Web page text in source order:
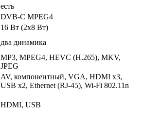
есть
DVB-C MPEG4
16 Вт (2х8 Вт)
два динамика
MP3, MPEG4, HEVC (H.265), MKV,
JPEG
AV, компонентный, VGA, HDMI x3,
USB x2, Ethernet (RJ-45), Wi-Fi 802.11n
HDMI, USB